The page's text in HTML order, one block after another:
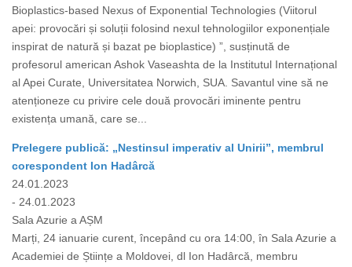
Bioplastics-based Nexus of Exponential Technologies (Viitorul
apei: provocări și soluții folosind nexul tehnologiilor exponențiale
inspirat de natură și bazat pe bioplastice) ”, susținută de
profesorul american Ashok Vaseashta de la Institutul Internațional
al Apei Curate, Universitatea Norwich, SUA. Savantul vine să ne
atenționeze cu privire cele două provocări iminente pentru
existența umană, care se...
Prelegere publică: „Nestinsul imperativ al Unirii”, membrul
corespondent Ion Hadârcă
24.01.2023
- 24.01.2023
Sala Azurie a AȘM
Marți, 24 ianuarie curent, începând cu ora 14:00, în Sala Azurie a
Academiei de Științe a Moldovei, dl Ion Hadârcă, membru